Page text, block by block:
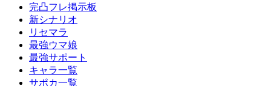
完凸フレ掲示板
新シナリオ
リセマラ
最強ウマ娘
最強サポート
キャラ一覧
サポカ一覧